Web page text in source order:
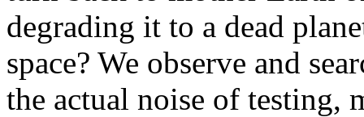
degrading it to a dead
space? We observe and
the actual noise of testing,